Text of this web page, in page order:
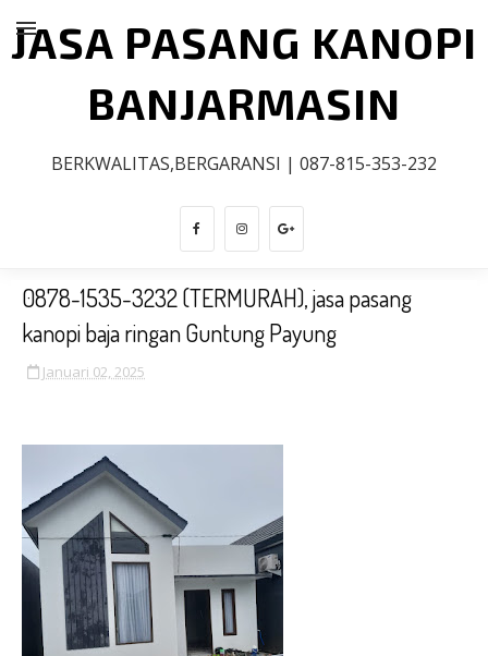
JASA PASANG KANOPI
BANJARMASIN
BERKWALITAS,BERGARANSI | 087-815-353-232
0878-1535-3232 (TERMURAH), jasa pasang
kanopi baja ringan Guntung Payung
Januari 02, 2025